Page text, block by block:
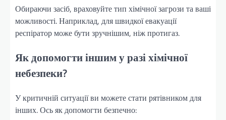
Обираючи засіб, враховуйте тип хімічної загрози та ваші
можливості. Наприклад, для швидкої евакуації
респіратор може бути зручнішим, ніж протигаз.
Як допомогти іншим у разі хімічної
небезпеки?
У критичній ситуації ви можете стати рятівником для
інших. Ось як допомогти безпечно: